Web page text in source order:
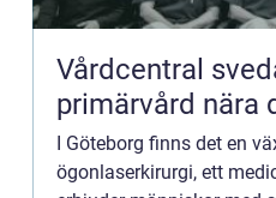
Vårdcentral svedala
primärvård nära
I Göteborg finns det en
ögonlaserkirurgi, ett